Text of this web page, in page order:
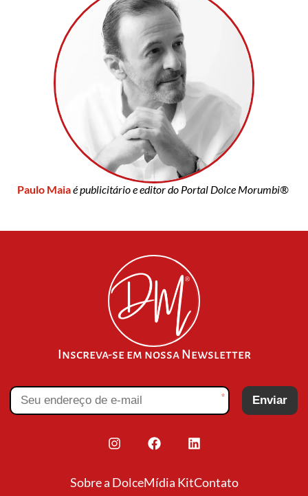
Paulo Maiaé publicitário e editor do Portal Dolce Morumbi®
Inscreva-se em nossa Newsletter
* Enviar
Sobre a DolceMídia KitContato